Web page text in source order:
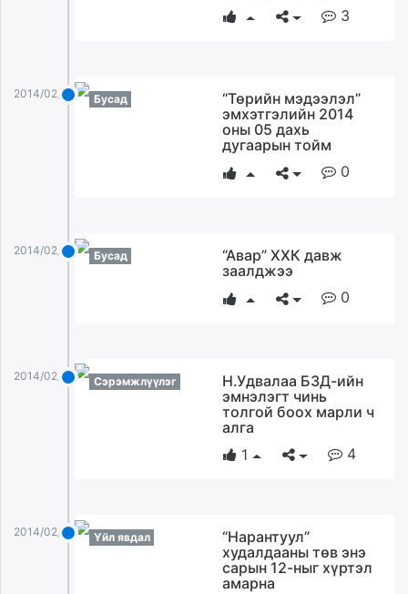
3
2014/02/02 Бусад
“Төрийн мэдээлэл”
эмхэтгэлийн 2014
оны 05 дахь
дугаарын тойм
0
2014/02/02 Бусад
“Авар” ХХК давж
заалджээ
0
2014/02/02 Сэрэмжлүүлэг
Н.Удвалаа БЗД-ийн
эмнэлэгт чинь
толгой боох марли ч
алга
1
4
2014/02/02 Үйл явдал
“Нарантуул”
худалдааны төв энэ
сарын 12-ныг хүртэл
амарна